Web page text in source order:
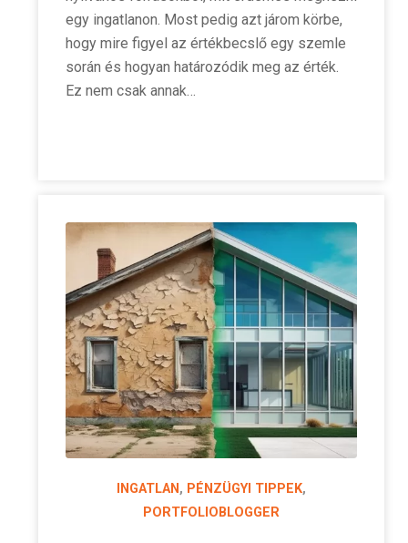
egy ingatlanon. Most pedig azt járom körbe,
hogy mire figyel az értékbecslő egy szemle
során és hogyan határozódik meg az érték.
Ez nem csak annak…
INGATLAN , PÉNZÜGYI TIPPEK,
PORTFOLIOBLOGGER